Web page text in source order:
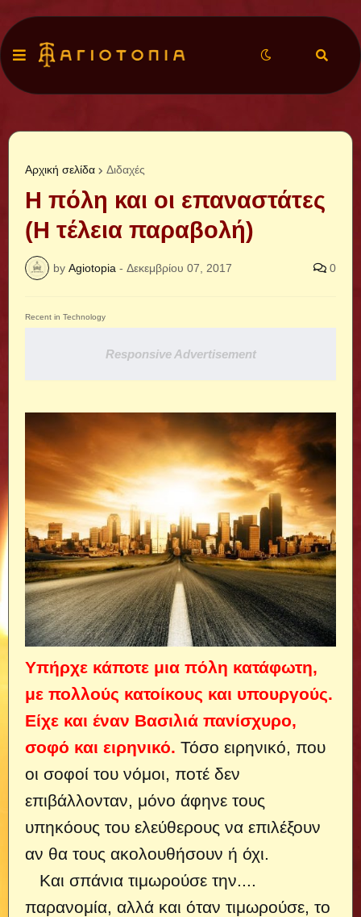
Αρχική σελίδα Διδαχές
Η πόλη και οι επαναστάτες
(Η τέλεια παραβολή)
by Agiotopia - Δεκεμβρίου 07, 2017 0
Recent in Technology
Responsive Advertisement
Υπήρχε κάποτε μια πόλη κατάφωτη,
με πολλούς κατοίκους και υπουργούς.
Είχε και έναν Βασιλιά πανίσχυρο,
σοφό και ειρηνικό. Τόσο ειρηνικό, που
οι σοφοί του νόμοι, ποτέ δεν
επιβάλλονταν, μόνο άφηνε τους
υπηκόους του ελεύθερους να επιλέξουν
αν θα τους ακολουθήσουν ή όχι.
Και σπάνια τιμωρούσε την....
παρανομία, αλλά και όταν τιμωρούσε, το